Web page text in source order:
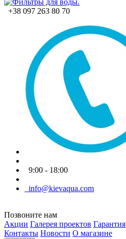
+38 097 263 80 70
9:00 - 18:00
info@kievaqua.com
Позвоните нам
Акции Галерея проектов Гарантия
Контакты Новости О магазине